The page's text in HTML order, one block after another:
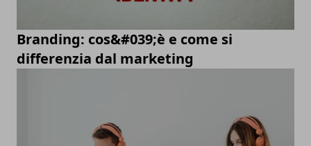
Branding: cos&#039;è e come si
differenzia dal marketing